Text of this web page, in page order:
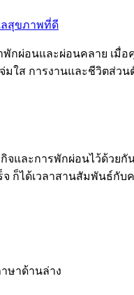
ลสุขภาพที่ดี
พักผ่อนและผ่อนคลาย เมื่
มใส การงานและชีวิตส่ว
จและการพักผ่อนไว้ด้วยกั
จ ก็ได้เวลาสานสัมพันธ์กับ
ษาด้านล่าง